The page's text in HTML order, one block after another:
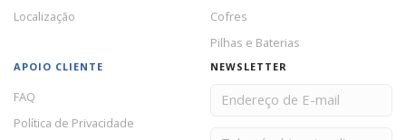
Localização
Cofres
Pilhas e Baterias
APOIO CLIENTE
FAQ
Política de Privacidade
NEWSLETTER